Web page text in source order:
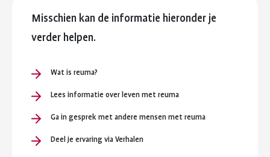
Misschien kan de informatie hieronder je
verder helpen.
Wat is reuma?
Lees informatie over leven met reuma
Ga in gesprek met andere mensen met reuma
Deel je ervaring via Verhalen